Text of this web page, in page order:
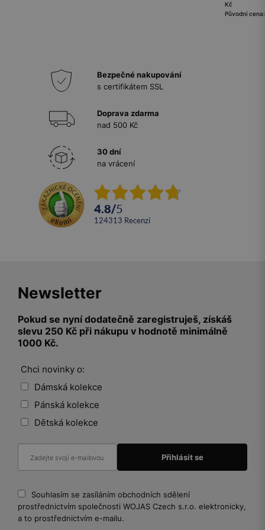
Kč
Původní
Bezpečné nakupování
s certifikátem SSL
Doprava zdarma
nad 500 Kč
30 dní
na vrácení
4.8/5
124313 recenzí
Newsletter
Pokud se nyní dodatečně zaregistruješ, získáš
slevu 250 Kč při nákupu v hodnotě minimálně
1000 Kč.
Chci novinky o:
Dámská kolekce
Pánská kolekce
Dětská kolekce
Souhlasím se zasíláním obchodních sdělení
prostřednictvím společnosti WOJAS Czech s.r.o. elektronicky,
a to prostřednictvím e-mailu.